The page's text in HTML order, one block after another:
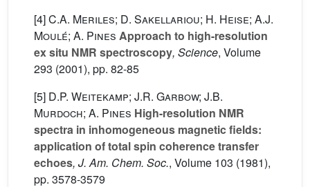
[4]C.A. Meriles; D. Sakellariou; H. Heise; A.J.
Moulé; A. Pines Approach to high-resolution
ex situ NMR spectroscopy, Science, Volume
293 (2001), pp. 82-85
[5] D.P. Weitekamp; J.R. Garbow; J.B.
Murdoch; A. Pines High-resolution NMR
spectra in inhomogeneous magnetic fields:
application of total spin coherence transfer
echoes, J. Am. Chem. Soc., Volume 103 (1981),
pp. 3578-3579